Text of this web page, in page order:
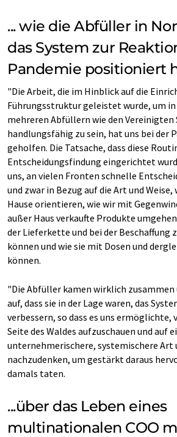
... wie die Abfüller in
das System zur
Pandemie positioniert
"Die Arbeit, die im Hinblick auf die
Führungsstruktur geleistet wurde, um
mehreren Abfüllern wie den Vereinigten
handlungsfähig zu sein, hat uns bei der
geholfen. Die Tatsache, dass diese
Entscheidungsfindung eingerichtet
uns, an vielen Fronten schnelle
und zwar in Bezug auf die Art und Weise,
Hause orientieren, wie wir mit
außer Haus verkaufte Produkte
der Lieferkette und bei der Beschaffung
können und wie sie mit Dosen und
können.
"Die Abfüller kamen wirklich
auf, dass sie in der Lage waren, das
verbessern, so dass es uns ermöglichte,
Seite des Waldes aufzuschauen und auf
unternehmerischere, systemischere Art
nachzudenken, um gestärkt daraus
damals taten.
...über das Leben eines
multinationalen COO